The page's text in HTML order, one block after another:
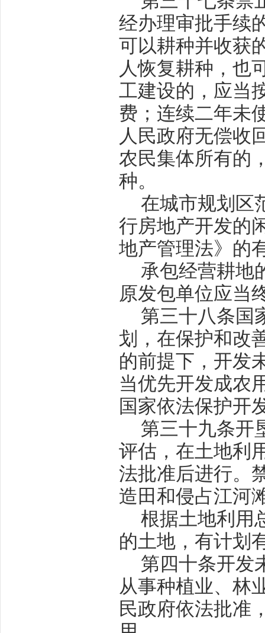
经办理审批手续
可以耕种并收获
人恢复耕种，也
工建设的，应当
费；连续二年未
人民政府无偿收
农民集体所有的
种。
在城市规划区
行房地产开发的
地产管理法》的
承包经营耕地
原发包单位应当
第三十八条 国
划，在保护和改
的前提下，开发
当优先开发成农
国家依法保护开
第三十九条开
评估，在土地利
法批准后进行。
造田和侵占江河
根据土地利用
的土地，有计划
第四十条开发
从事种植业、林
民政府依法批准